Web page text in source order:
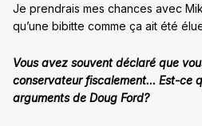
Je prendrais mes chances avec
qu’une bibitte comme ça ait été
Vous avez souvent déclaré que
conservateur fiscalement… Est-ce
arguments de Doug Ford?